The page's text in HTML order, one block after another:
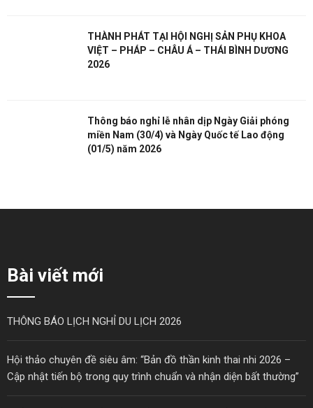
THÀNH PHÁT TẠI HỘI NGHỊ SẢN PHỤ KHOA
VIỆT – PHÁP – CHÂU Á – THÁI BÌNH DƯƠNG
2026
Thông báo nghỉ lễ nhân dịp Ngày Giải phóng
miền Nam (30/4) và Ngày Quốc tế Lao động
(01/5) năm 2026
Bài viết mới
THÔNG BÁO LỊCH NGHỈ DU LỊCH 2026
Hội thảo chuyên đề siêu âm: “Bản đồ thần kinh thai nhi 2026 –
Cập nhật tiến bộ trong quy trình chuẩn và nhận diện bất thường”